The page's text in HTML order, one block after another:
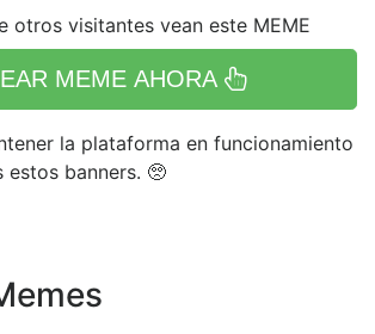
otros visitantes vean este MEME
MEME AHORA
la plataforma en funcionamiento
banners. 🥺